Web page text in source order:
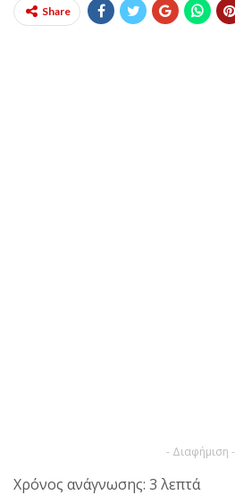
Share
- Διαφήμιση -
Χρόνος ανάγνωσης: 3 λεπτά